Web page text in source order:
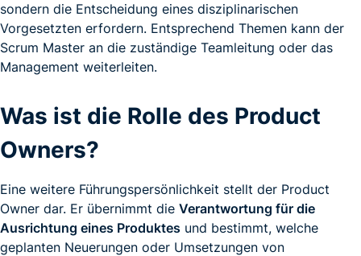
sondern die Entscheidung eines disziplinarischen
Vorgesetzten erfordern. Entsprechend Themen kann der
Scrum Master an die zuständige Teamleitung oder das
Management weiterleiten.
Was ist die Rolle des Product
Owners?
Eine weitere Führungspersönlichkeit stellt der Product
Owner dar. Er übernimmt die Verantwortung für die
Ausrichtung eines Produktes und bestimmt, welche
geplanten Neuerungen oder Umsetzungen von